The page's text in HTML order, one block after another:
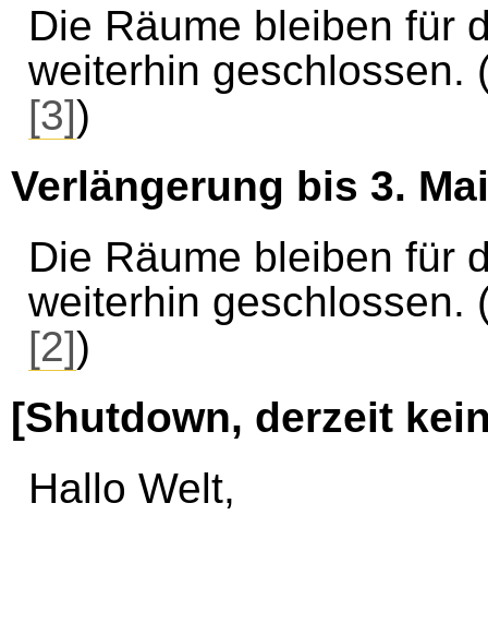
Die Räume bleiben für
weiterhin geschlossen.
[3])
Verlängerung bis 3. Mai
Die Räume bleiben für
weiterhin geschlossen.
[2])
[Shutdown, derzeit
Hallo Welt,